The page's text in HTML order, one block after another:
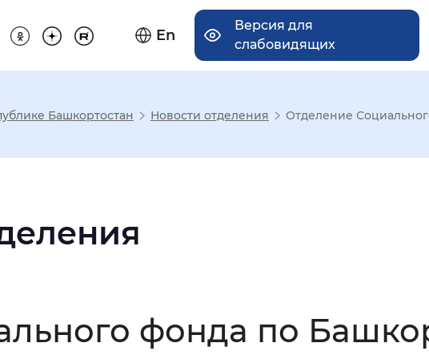
En
Версия для
слабовидящих
отображения
Увеличенный Большой
Башкортостан Новости отделения Отделение
фонда по